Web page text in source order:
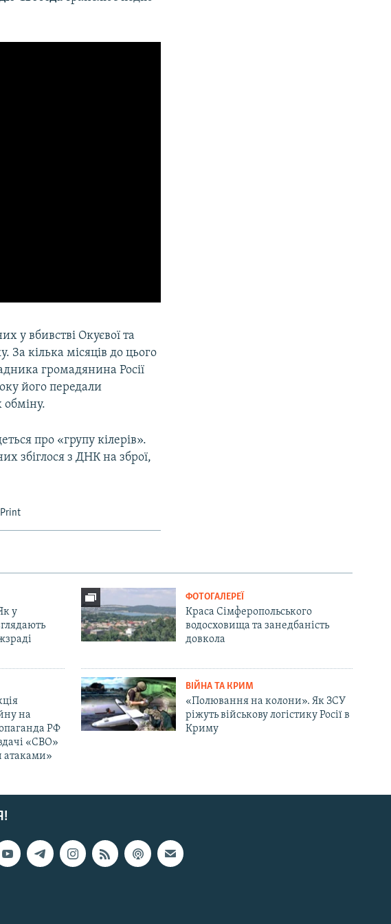
у вбивстві Окуєвої та
За кілька місяців до цього
громадянина Росії
його передали
про «групу кілерів».
збіглося з ДНК на зброї,
Print
у
ФОТОГАЛЕРЕЇ
Краса Сімферопольського
водосховища та занедбаність
довкола
на
РФ
«СВО»
атаками»
ВІЙНА ТА КРИМ
«Полювання на колони». Як ЗСУ
ріжуть військову логістику Росії в
Криму